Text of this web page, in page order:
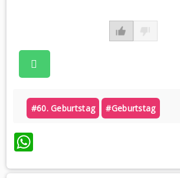
#60. Geburtstag #geburtstag
WhatsApp